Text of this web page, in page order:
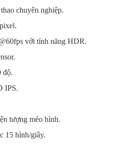
chuyên nghiệp.
với tính năng HDR.
độ.
IPS.
tượng méo hình.
15 hình/giây.